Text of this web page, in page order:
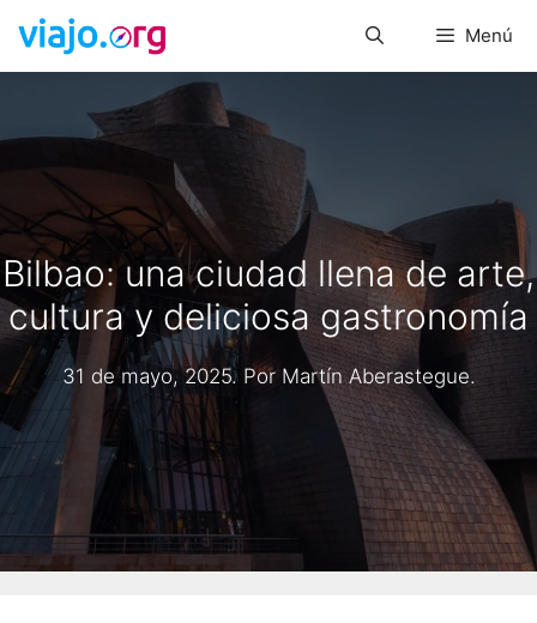
Saltar
contenido
Menú
Bilbao: una ciudad llena de arte,
cultura y deliciosa gastronomía
31 de mayo, 2025. Por Martín Aberastegue.